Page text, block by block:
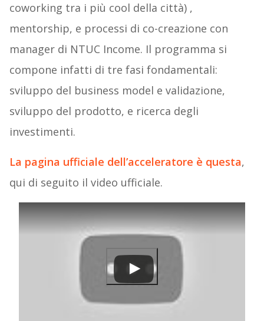
coworking tra i più cool della città) ,
mentorship, e processi di co-creazione con
manager di NTUC Income. Il programma si
compone infatti di tre fasi fondamentali:
sviluppo del business model e validazione,
sviluppo del prodotto, e ricerca degli
investimenti.
La pagina ufficiale dell’acceleratore è questa,
qui di seguito il video ufficiale.